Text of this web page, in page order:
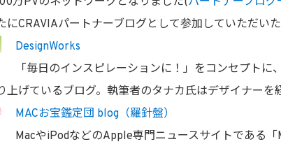
にCRAVIAパートナーブログとして参加していただい
DesignWorks
「毎日のインスピレーションに！」をコンセプト
上げているブログ。執筆者のタナカ氏はデザイナーを
MACお宝鑑定団 blog（羅針盤）
MacやiPodなどのApple専門ニュースサイトである